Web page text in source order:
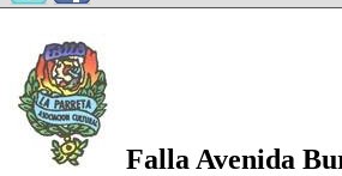
Falla Avenida